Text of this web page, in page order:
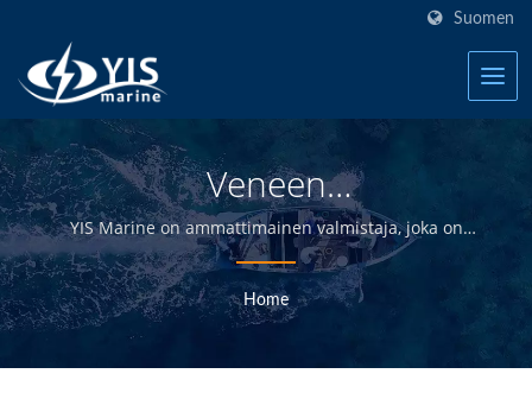
Suomen
Veneen
OhjauspaneeliEtsitty |
Taiwanin Vedenpitävät
Kytkinpaneelit Veneille
Valmistaja | YIS Marine
YIS Marine on ammattimainen valmistaja, joka on
omistautunut tarjoamaan korkealaatuisia sähkö- ja
elektroniikkatuotteita jakelijoille, tukkukauppiaille,
vähittäiskauppiaille ja veneenrakentajille
meriteollisuudessa yli 30 vuoden ajan.
Home